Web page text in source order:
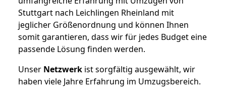
Stuttgart nach Leichlingen Rheinland mit
jeglicher Größenordnung und können Ihnen
somit garantieren, dass wir für jedes Budget eine
passende Lösung finden werden.
Unser Netzwerk ist sorgfältig ausgewählt, wir
haben viele Jahre Erfahrung im Umzugsbereich.